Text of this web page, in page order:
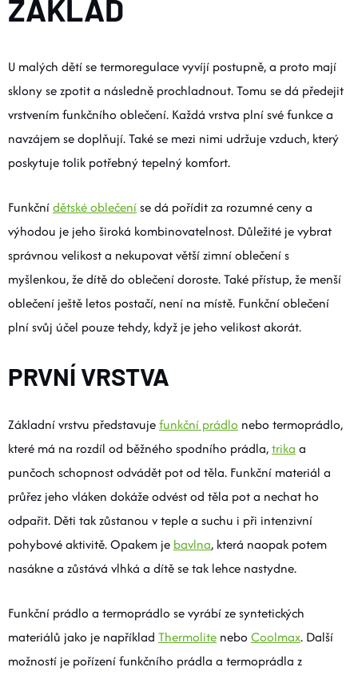
O nás
Moje objednávka
ZÁKLAD
U malých dětí se termoregulace vyvíjí postupně, a proto mají
sklony se zpotit a následně prochladnout. Tomu se dá předejit
vrstvením funkčního oblečení. Každá vrstva plní své funkce a
navzájem se doplňují. Také se mezi nimi udržuje vzduch, který
poskytuje tolik potřebný tepelný komfort.
Funkčnídětské oblečeníse dá pořídit za rozumné ceny a
výhodou je jeho široká kombinovatelnost. Důležité je vybrat
správnou velikost a nekupovat větší zimní oblečení s
myšlenkou, že dítě do oblečení doroste. Také přístup, že menší
oblečení ještě letos postačí, není na místě. Funkční oblečení
plní svůj účel pouze tehdy, když je jeho velikost akorát.
PRVNÍ VRSTVA
Základní vrstvu představujefunkční prádlo nebo termoprádlo,
které má na rozdíl od běžného spodního prádla,trika a
punčoch schopnost odvádět pot od těla. Funkční materiál a
průřez jeho vláken dokáže odvést od těla pot a nechat ho
odpařit. Děti tak zůstanou v teple a suchu i při intenzivní
pohybové aktivitě. Opakem je bavlna, která naopak potem
nasákne a zůstává vlhká a dítě se tak lehce nastydne.
Funkční prádlo a termoprádlo se vyrábí ze syntetických
materiálů jako je například Thermolite nebo Coolmax. Další
možností je pořízení funkčního prádla a termoprádla z